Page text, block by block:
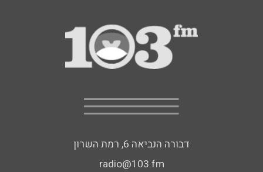
דבורה הנביאה 6, רמת השרון
radio@103.fm